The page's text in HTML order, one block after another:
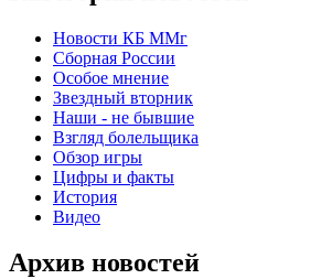
Новости КБ ММг
Сборная России
Особое мнение
Звездный вторник
Наши - не бывшие
Взгляд болельщика
Обзор игры
Цифры и факты
История
Видео
Архив новостей